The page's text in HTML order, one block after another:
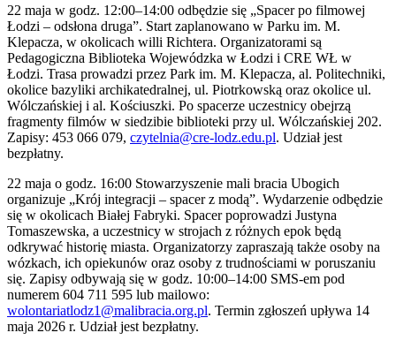
22 maja w godz. 12:00–14:00 odbędzie się „Spacer po filmowej
Łodzi – odsłona druga”. Start zaplanowano w Parku im. M.
Klepacza, w okolicach willi Richtera. Organizatorami są
Pedagogiczna Biblioteka Wojewódzka w Łodzi i CRE WŁ w
Łodzi. Trasa prowadzi przez Park im. M. Klepacza, al. Politechniki,
okolice bazyliki archikatedralnej, ul. Piotrkowską oraz okolice ul.
Wólczańskiej i al. Kościuszki. Po spacerze uczestnicy obejrzą
fragmenty filmów w siedzibie biblioteki przy ul. Wólczańskiej 202.
Zapisy: 453 066 079, czytelnia@cre-lodz.edu.pl. Udział jest
bezpłatny.
22 maja o godz. 16:00 Stowarzyszenie mali bracia Ubogich
organizuje „Krój integracji – spacer z modą”. Wydarzenie odbędzie
się w okolicach Białej Fabryki. Spacer poprowadzi Justyna
Tomaszewska, a uczestnicy w strojach z różnych epok będą
odkrywać historię miasta. Organizatorzy zapraszają także osoby na
wózkach, ich opiekunów oraz osoby z trudnościami w poruszaniu
się. Zapisy odbywają się w godz. 10:00–14:00 SMS-em pod
numerem 604 711 595 lub mailowo:
wolontariatlodz1@malibracia.org.pl. Termin zgłoszeń upływa 14
maja 2026 r. Udział jest bezpłatny.